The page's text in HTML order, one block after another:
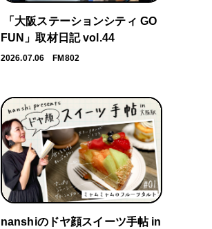
「大阪ステーションシティ GO
FUN」取材日記 vol.44
2026.07.06 FM802
nanshiのドヤ顔スイーツ手帖 in